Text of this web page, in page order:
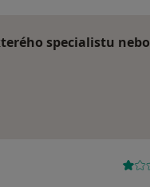
specialistu nebo